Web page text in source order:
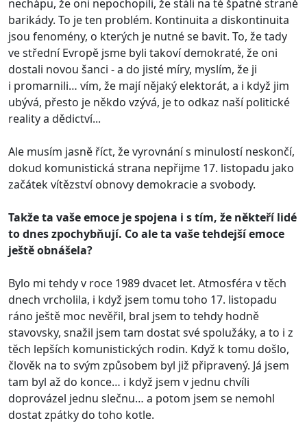
nechápu, že oni nepochopili, že stáli na té špatné straně
barikády. To je ten problém. Kontinuita a diskontinuita
jsou fenomény, o kterých je nutné se bavit. To, že tady
ve střední Evropě jsme byli takoví demokraté, že oni
dostali novou šanci - a do jisté míry, myslím, že ji
i promarnili… vím, že mají nějaký elektorát, a i když jim
ubývá, přesto je někdo vzývá, je to odkaz naší politické
reality a dědictví...
Ale musím jasně říct, že vyrovnání s minulostí neskončí,
dokud komunistická strana nepřijme 17. listopadu jako
začátek vítězství obnovy demokracie a svobody.
Takže ta vaše emoce je spojena i s tím, že někteří lidé
to dnes zpochybňují. Co ale ta vaše tehdejší emoce
ještě obnášela?
Bylo mi tehdy v roce 1989 dvacet let. Atmosféra v těch
dnech vrcholila, i když jsem tomu toho 17. listopadu
ráno ještě moc nevěřil, bral jsem to tehdy hodně
stavovsky, snažil jsem tam dostat své spolužáky, a to i z
těch lepších komunistických rodin. Když k tomu došlo,
člověk na to svým způsobem byl již připravený. Já jsem
tam byl až do konce… i když jsem v jednu chvíli
doprovázel jednu slečnu… a potom jsem se nemohl
dostat zpátky do toho kotle.